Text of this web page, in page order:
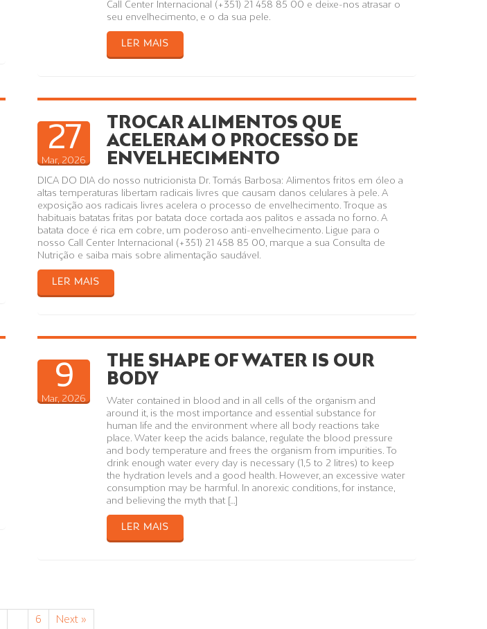
Call Center Internacional (+351) 21 458 85 00 e deixe-nos atrasar o
seu envelhecimento, e o da sua pele.
LER MAIS
27
Mar, 2026
TROCAR ALIMENTOS QUE
ACELERAM O PROCESSO DE
ENVELHECIMENTO
DICA DO DIA do nosso nutricionista Dr. Tomás Barbosa: Alimentos fritos em óleo a
altas temperaturas libertam radicais livres que causam danos celulares à pele. A
exposição aos radicais livres acelera o processo de envelhecimento. Troque as
habituais batatas fritas por batata doce cortada aos palitos e assada no forno. A
batata doce é rica em cobre, um poderoso anti-envelhecimento. Ligue para o
nosso Call Center Internacional (+351) 21 458 85 00, marque a sua Consulta de
Nutrição e saiba mais sobre alimentação saudável.
LER MAIS
9
Mar, 2026
THE SHAPE OF WATER IS OUR
BODY
Water contained in blood and in all cells of the organism and
around it, is the most importance and essential substance for
human life and the environment where all body reactions take
place. Water keep the acids balance, regulate the blood pressure
and body temperature and frees the organism from impurities. To
drink enough water every day is necessary (1,5 to 2 litres) to keep
the hydration levels and a good health. However, an excessive water
consumption may be harmful. In anorexic conditions, for instance,
and believing the myth that […]
LER MAIS
6 Next »